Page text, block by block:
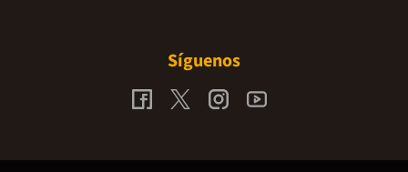
Síguenos